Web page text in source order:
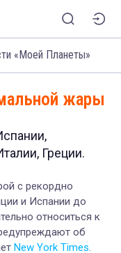
«Моей Планеты»
жары
Греции.
с рекордно
и Испании до
относиться к
об
New York Times.